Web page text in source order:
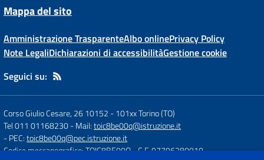
Mappa del sito
Amministrazione TrasparenteAlbo onlinePrivacy Policy
Note LegaliDichiarazioni di accessibilitàGestione cookie
Seguici su:
Corso Giulio Cesare, 26 10152 -101xx Torino (TO)
Tel 011 01168230- Mail:toic8be00q@istruzione.it
- PEC:toic8be00q@pec.istruzione.it
Codice meccanografico: TOIC8BE00Q- C.F. 97796280010